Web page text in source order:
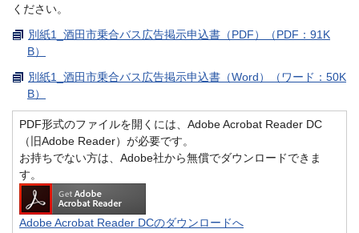
ください。
別紙1_酒田市乗合バス広告掲示申込書（PDF）（PDF：91K
B）
別紙1_酒田市乗合バス広告掲示申込書（Word）（ワード：50K
B）
PDF形式のファイルを開くには、Adobe Acrobat Reader DC
（旧Adobe Reader）が必要です。
お持ちでない方は、Adobe社から無償でダウンロードできま
す。
Adobe Acrobat Reader DCのダウンロードへ